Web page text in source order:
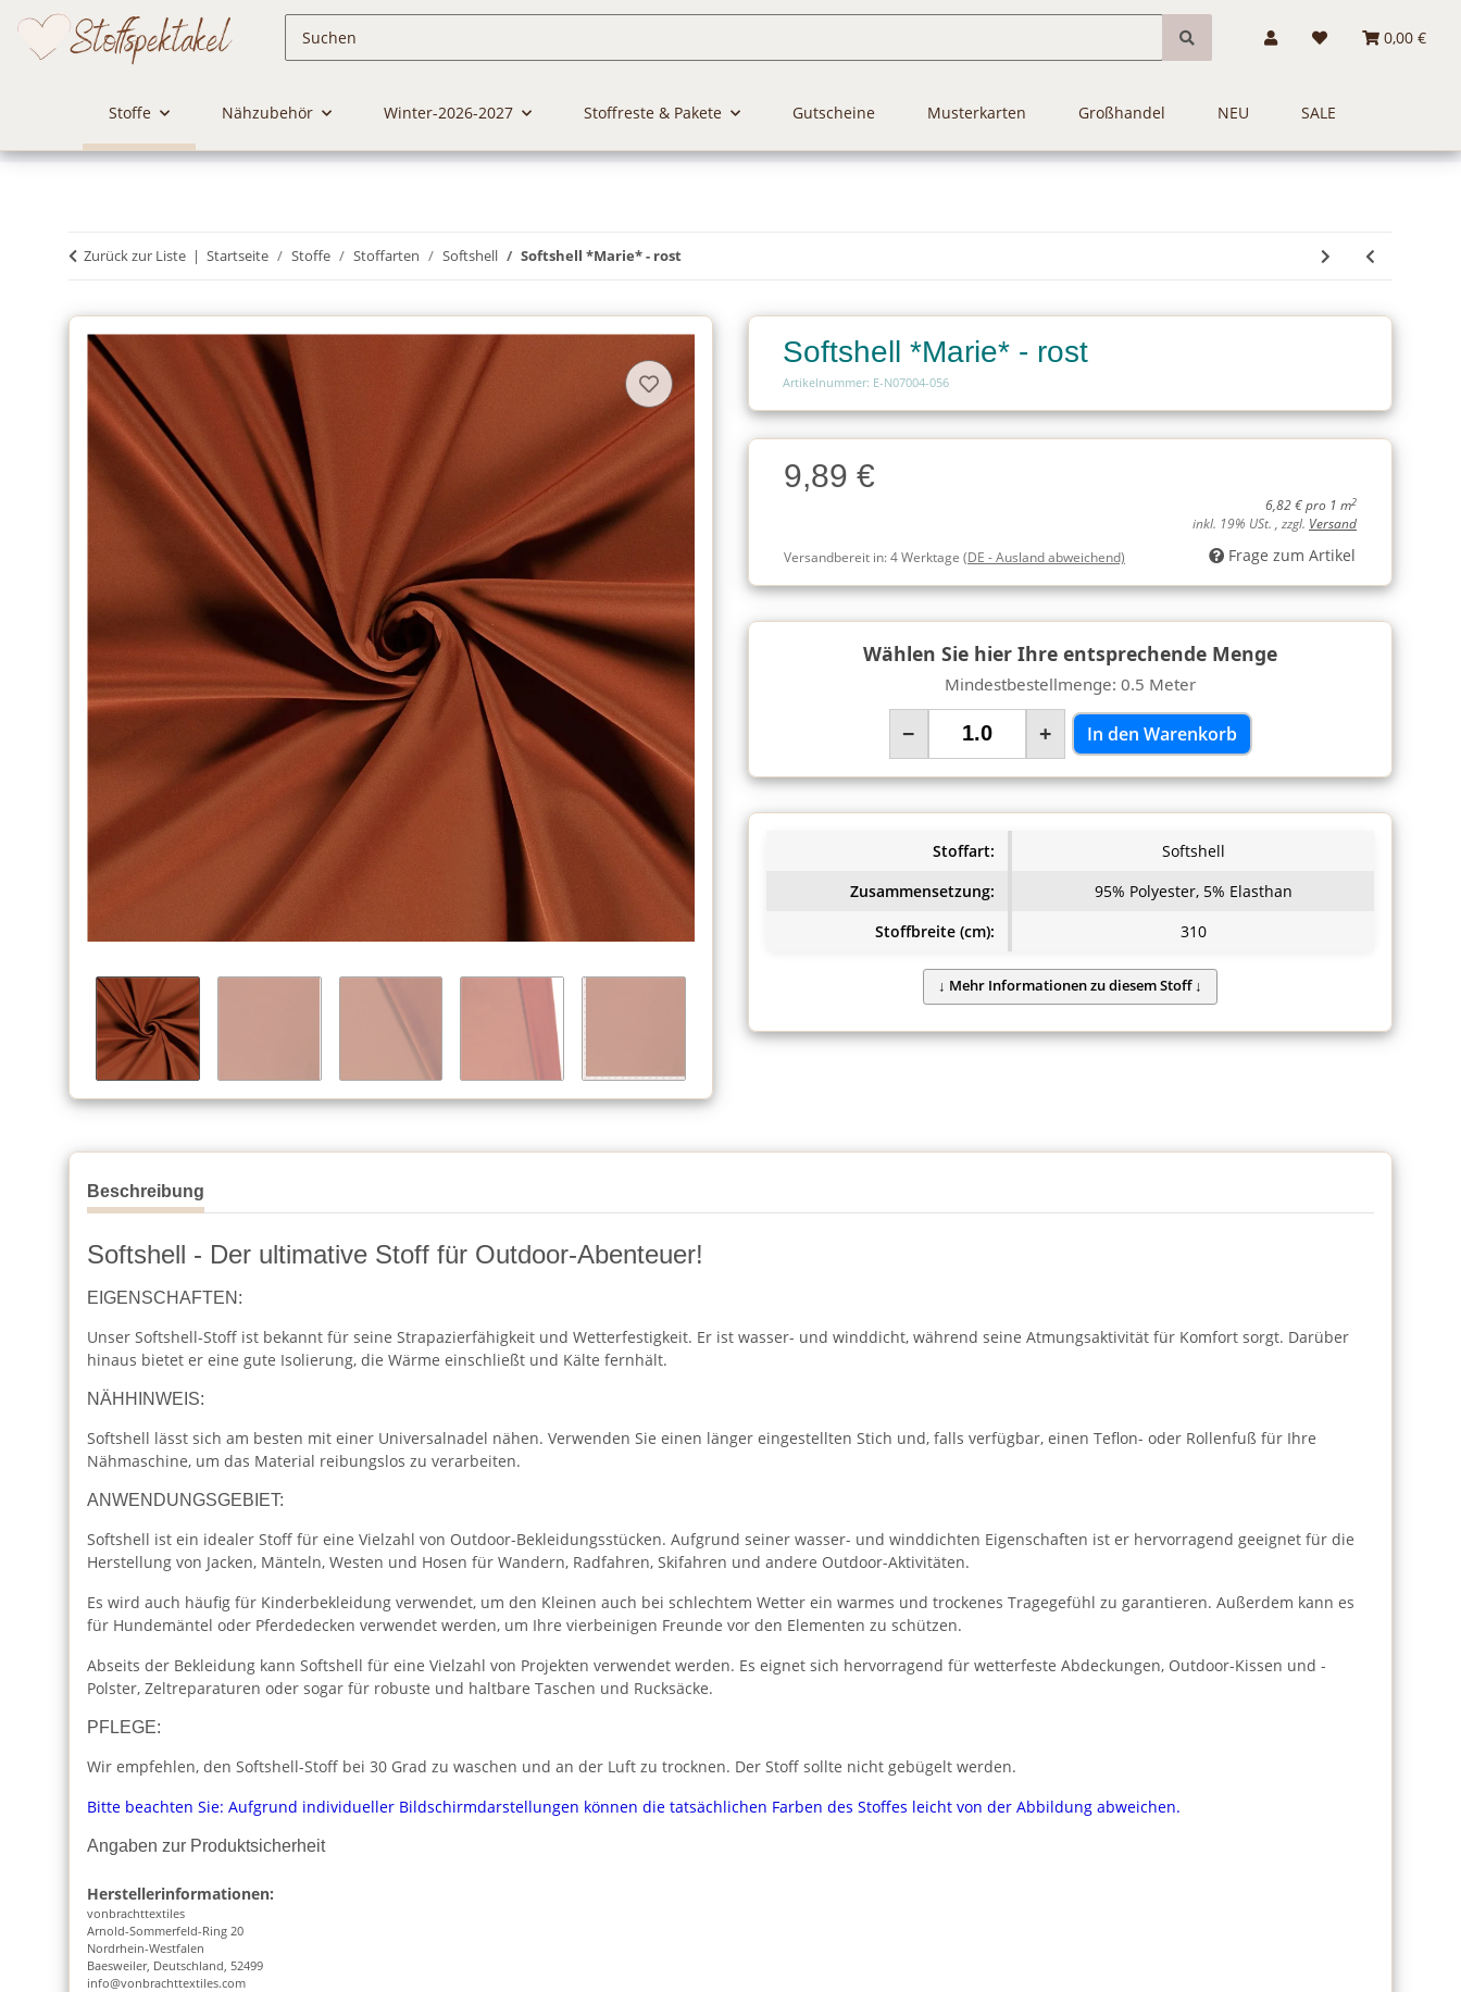
0,00 €
Stoffe Nähzubehör Winter-2026-2027 Stoffreste & Pakete Gutscheine Musterkarten Großhandel NEU SALE
Zurück zur Liste Startseite Stoffe Stoffarten Softshell Softshell *Marie* - rost
Softshell *Marie* - rost
Artikelnummer: E-N07004-056
Charge
Charge9,89 €
6,82 € pro 1 m2
inkl. 19% USt. , zzgl. Versand
Versandbereit in:4 Werktage (DE - Ausland abweichend) Frage zum Artikel
Wählen Sie hier Ihre entsprechende Menge
Mindestbestellmenge: 0.5 Meter
− + In den Warenkorb
Stoffart:
Softshell
Zusammensetzung:
95% Polyester, 5% Elasthan
Stoffbreite (cm):
310
Beschreibung
Softshell - Der ultimative Stoff für Outdoor-Abenteuer!
EIGENSCHAFTEN:
Unser Softshell-Stoff ist bekannt für seine Strapazierfähigkeit und Wetterfestigkeit. Er ist wasser- und winddicht, während seine Atmungsaktivität für Komfort sorgt. Darüber
hinaus bietet er eine gute Isolierung, die Wärme einschließt und Kälte fernhält.
NÄHHINWEIS:
Softshell lässt sich am besten mit einer Universalnadel nähen. Verwenden Sie einen länger eingestellten Stich und, falls verfügbar, einen Teflon- oder Rollenfuß für Ihre
Nähmaschine, um das Material reibungslos zu verarbeiten.
ANWENDUNGSGEBIET:
Softshell ist ein idealer Stoff für eine Vielzahl von Outdoor-Bekleidungsstücken. Aufgrund seiner wasser- und winddichten Eigenschaften ist er hervorragend geeignet für die
Herstellung von Jacken, Mänteln, Westen und Hosen für Wandern, Radfahren, Skifahren und andere Outdoor-Aktivitäten.
Es wird auch häufig für Kinderbekleidung verwendet, um den Kleinen auch bei schlechtem Wetter ein warmes und trockenes Tragegefühl zu garantieren. Außerdem kann es
für Hundemäntel oder Pferdedecken verwendet werden, um Ihre vierbeinigen Freunde vor den Elementen zu schützen.
Abseits der Bekleidung kann Softshell für eine Vielzahl von Projekten verwendet werden. Es eignet sich hervorragend für wetterfeste Abdeckungen, Outdoor-Kissen und -
Polster, Zeltreparaturen oder sogar für robuste und haltbare Taschen und Rucksäcke.
PFLEGE:
Wir empfehlen, den Softshell-Stoff bei 30 Grad zu waschen und an der Luft zu trocknen. Der Stoff sollte nicht gebügelt werden.
Bitte beachten Sie: Aufgrund individueller Bildschirmdarstellungen können die tatsächlichen Farben des Stoffes leicht von der Abbildung abweichen.
Angaben zur Produktsicherheit
Herstellerinformationen:
vonbrachttextiles
Arnold-Sommerfeld-Ring 20
Nordrhein-Westfalen
Baesweiler, Deutschland, 52499
info@vonbrachttextiles.com